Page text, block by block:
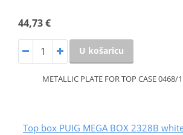
44,73 €
U košaricu
METALLIC PLATE FOR TOP CASE 0468/
Top box PUIG MEGA BOX 2328B